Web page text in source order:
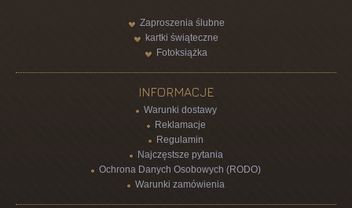
Zaproszenia ślubne
kartki świąteczne
Fotoksiążka
INFORMACJE
Warunki dostawy
Reklamacje
Regulamin
Najczęstsze pytania
Ochrona Danych Osobowych (RODO)
Warunki zamówienia